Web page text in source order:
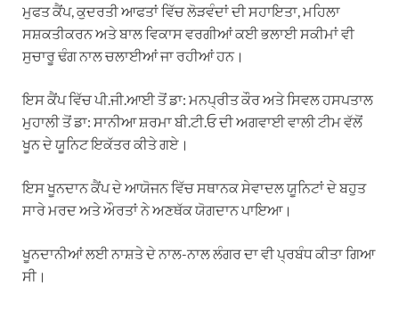
ਮੁਫਤ ਕੈਂਪ, ਕੁਦਰਤੀ ਆਫਤਾਂ ਵਿੱਚ ਲੋੜਵੰਦਾਂ ਦੀ ਸਹਾਇਤਾ, ਮਹਿਲਾ
ਸਸ਼ਕਤੀਕਰਨ ਅਤੇ ਬਾਲ ਵਿਕਾਸ ਵਰਗੀਆਂ ਕਈ ਭਲਾਈ ਸਕੀਮਾਂ ਵੀ
ਸੁਚਾਰੂ ਢੰਗ ਨਾਲ ਚਲਾਈਆਂ ਜਾ ਰਹੀਆਂ ਹਨ।
ਇਸ ਕੈਂਪ ਵਿੱਚ ਪੀ.ਜੀ.ਆਈ ਤੋਂ ਡਾ: ਮਨਪ੍ਰੀਤ ਕੌਰ ਅਤੇ ਸਿਵਲ ਹਸਪਤਾਲ
ਮੁਹਾਲੀ ਤੋਂ ਡਾ: ਸਾਨੀਆ ਸ਼ਰਮਾ ਬੀ.ਟੀ.ਓ ਦੀ ਅਗਵਾਈ ਵਾਲੀ ਟੀਮ ਵੱਲੋਂ
ਖੂਨ ਦੇ ਯੂਨਿਟ ਇਕੱਤਰ ਕੀਤੇ ਗਏ।
ਇਸ ਖੂਨਦਾਨ ਕੈਂਪ ਦੇ ਆਯੋਜਨ ਵਿੱਚ ਸਥਾਨਕ ਸੇਵਾਦਲ ਯੂਨਿਟਾਂ ਦੇ ਬਹੁਤ
ਸਾਰੇ ਮਰਦ ਅਤੇ ਔਰਤਾਂ ਨੇ ਅਣਥੱਕ ਯੋਗਦਾਨ ਪਾਇਆ।
ਖੂਨਦਾਨੀਆਂ ਲਈ ਨਾਸ਼ਤੇ ਦੇ ਨਾਲ-ਨਾਲ ਲੰਗਰ ਦਾ ਵੀ ਪ੍ਰਬੰਧ ਕੀਤਾ ਗਿਆ
ਸੀ।